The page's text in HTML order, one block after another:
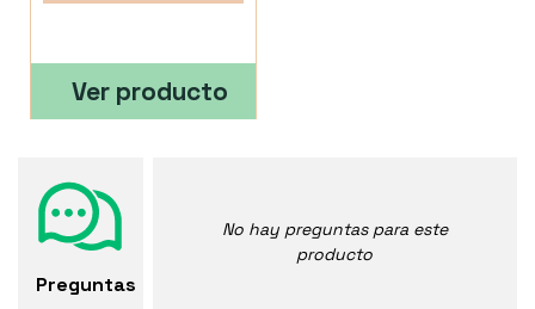
Ver producto
Preguntas
No hay preguntas para este
producto